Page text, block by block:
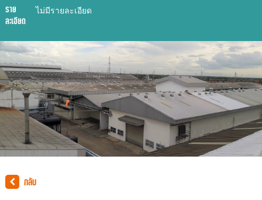
ราย
ละเอียด
ไม่มีรายละเอียด
กลับ